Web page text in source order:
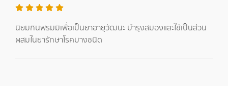
นิยมกินพรมมิเพื่อเป็นยาอายุวัฒนะ บำรุงสมองและใช้เป็นส่วน
ผสมในยารักษาโรคบางชนิด